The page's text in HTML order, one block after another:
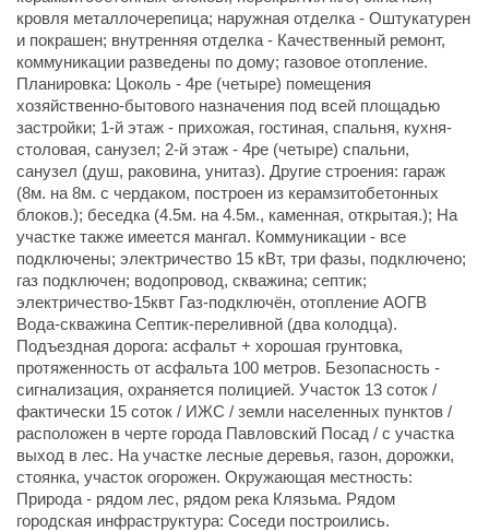
кровля металлочерепица; наружная отделка - Оштукатурен
и покрашен; внутренняя отделка - Качественный ремонт,
коммуникации разведены по дому; газовое отопление.
Планировка: Цоколь - 4ре (четыре) помещения
хозяйственно-бытового назначения под всей площадью
застройки; 1-й этаж - прихожая, гостиная, спальня, кухня-
столовая, санузел; 2-й этаж - 4ре (четыре) спальни,
санузел (душ, раковина, унитаз). Другие строения: гараж
(8м. на 8м. с чердаком, построен из керамзитобетонных
блоков.); беседка (4.5м. на 4.5м., каменная, открытая.); На
участке также имеется мангал. Коммуникации - все
подключены; электричество 15 кВт, три фазы, подключено;
газ подключен; водопровод, скважина; септик;
электричество-15квт Газ-подключён, отопление АОГВ
Вода-скважина Септик-переливной (два колодца).
Подъездная дорога: асфальт + хорошая грунтовка,
протяженность от асфальта 100 метров. Безопасность -
сигнализация, охраняется полицией. Участок 13 соток /
фактически 15 соток / ИЖС / земли населенных пунктов /
расположен в черте города Павловский Посад / с участка
выход в лес. На участке лесные деревья, газон, дорожки,
стоянка, участок огорожен. Окружающая местность:
Природа - рядом лес, рядом река Клязьма. Рядом
городская инфраструктура: Соседи построились.